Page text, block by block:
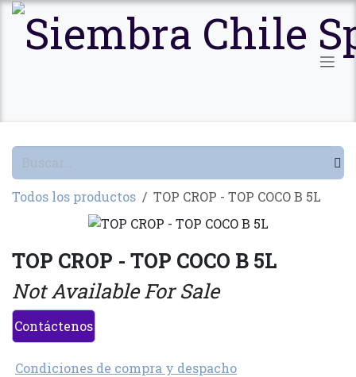
Ir al contenido
Todos los productos TOP CROP - TOP COCO B 5L
TOP CROP - TOP COCO B 5L
Not Available For Sale
Contáctenos
Condiciones de compra y despacho